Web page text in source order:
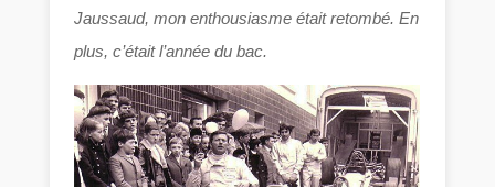
Jaussaud, mon enthousiasme était retombé. En
plus, c’était l’année du bac.